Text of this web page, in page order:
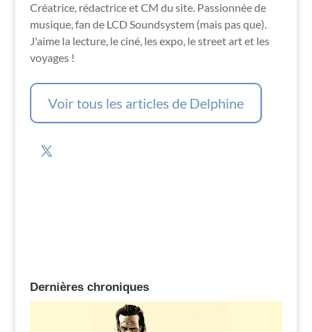
Créatrice, rédactrice et CM du site. Passionnée de
musique, fan de LCD Soundsystem (mais pas que).
J'aime la lecture, le ciné, les expo, le street art et les
voyages !
Voir tous les articles de Delphine
Dernières chroniques